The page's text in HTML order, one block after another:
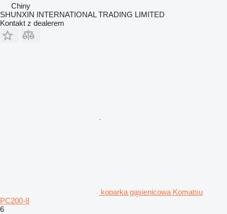
Chiny
SHUNXIN INTERNATIONAL TRADING LIMITED
Kontakt z dealerem
koparka gąsienicowa Komatsu
PC200-8
6